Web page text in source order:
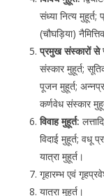
संध्या नित्य मुहूर्त;
(चौघड़िया)
प्रमुख संस्कारों से
संस्कार मुहूर्त;
पूजन मुहूर्त;
कर्णवेध संस्कार
विवाह मुहूर्त:
विदाई मुहूर्त; वधू
यात्रा मुहूर्त।
गृहारम्‍भ एवं
यात्रा मुहूर्त।